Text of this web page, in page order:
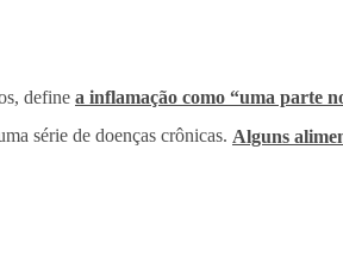
define a inflamação como “uma parte
série de doenças crônicas. Alguns